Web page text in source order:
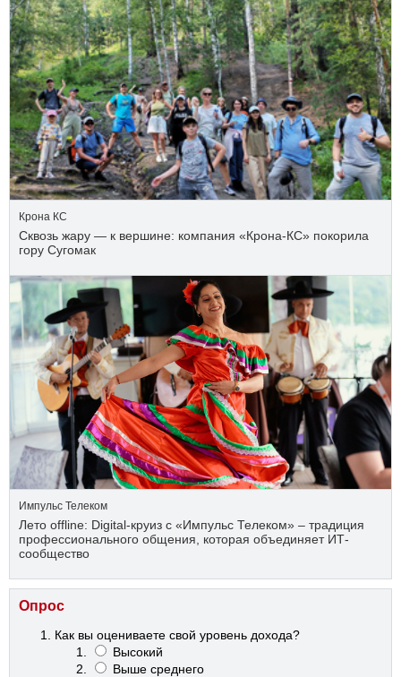
Крона КС
Сквозь жару — к вершине: компания «Крона‑КС» покорила
гору Сугомак
Импульс Телеком
Лето offline: Digital-круиз с «Импульс Телеком» – традиция
профессионального общения, которая объединяет ИТ-
сообщество
Опрос
Как вы оцениваете свой уровень дохода?
Высокий
Выше среднего